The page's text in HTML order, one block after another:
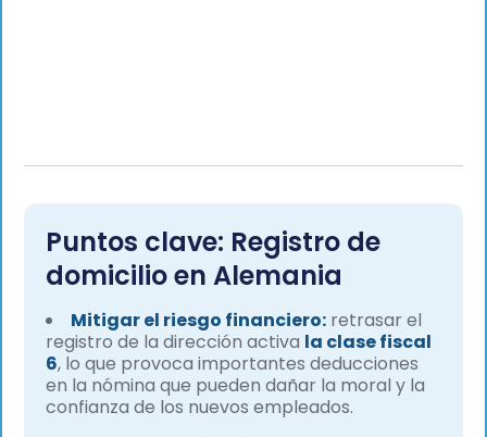
Puntos clave: Registro de
domicilio en Alemania
Mitigar el riesgo financiero: retrasar el
registro de la dirección activa la clase fiscal
6, lo que provoca importantes deducciones
en la nómina que pueden dañar la moral y la
confianza de los nuevos empleados.